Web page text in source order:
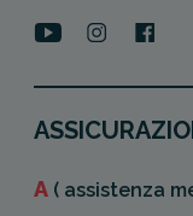
A ( assistenza